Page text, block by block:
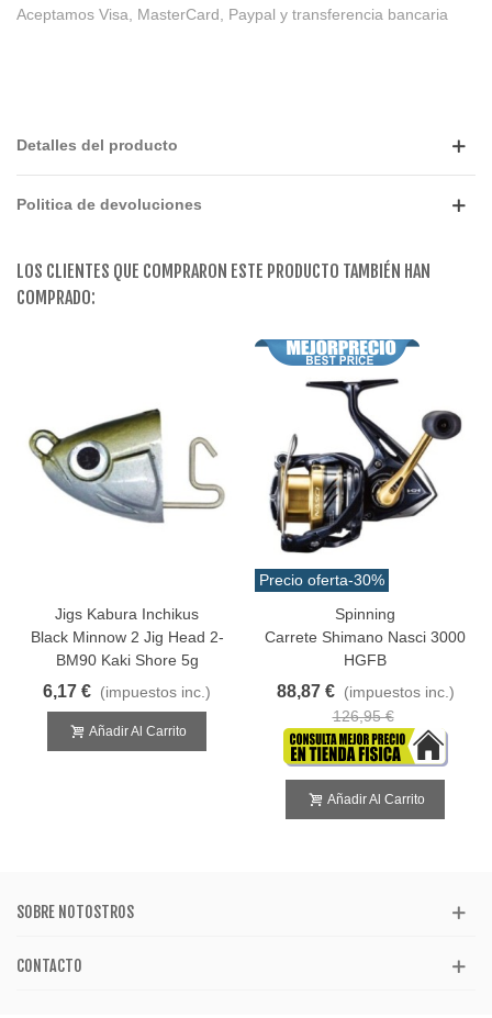
Aceptamos Visa, MasterCard, Paypal y transferencia bancaria
Detalles del producto
Politica de devoluciones
LOS CLIENTES QUE COMPRARON ESTE PRODUCTO TAMBIÉN HAN
COMPRADO:
Jigs Kabura Inchikus
Black Minnow 2 Jig Head 2-
BM90 Kaki Shore 5g
6,17 € (impuestos inc.)
Añadir Al Carrito
Precio oferta-30%
Spinning
Carrete Shimano Nasci 3000
HGFB
88,87 € (impuestos inc.)
126,95 €
Añadir Al Carrito
SOBRE NOTOSTROS
CONTACTO